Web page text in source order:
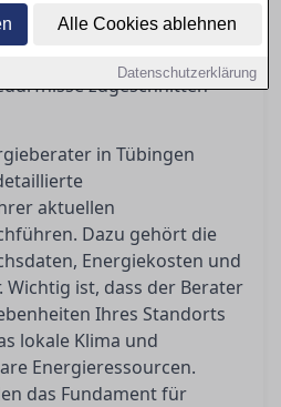
Alle Cookies ablehnen
Datenschutzerklärung
über die notwendigen
und wie Sie
zugeschnitten
in Tübingen
aktuellen
Dazu gehört die
Energiekosten und
ist, dass der Berater
Ihres Standorts
lokale Klima und
Energieressourcen.
das Fundament für